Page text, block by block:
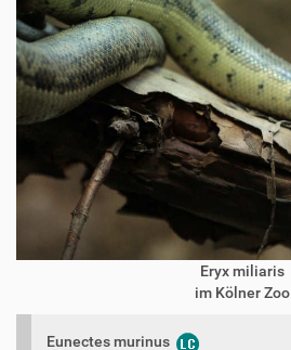
Eryx miliaris
im Kölner Zoo
Eunectes murinus